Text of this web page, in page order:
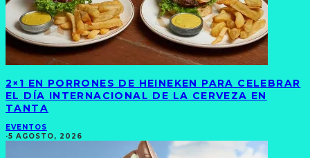
2×1 EN PORRONES DE HEINEKEN PARA CELEBRAR
EL DÍA INTERNACIONAL DE LA CERVEZA EN
TANTA
EVENTOS
·5 AGOSTO, 2026